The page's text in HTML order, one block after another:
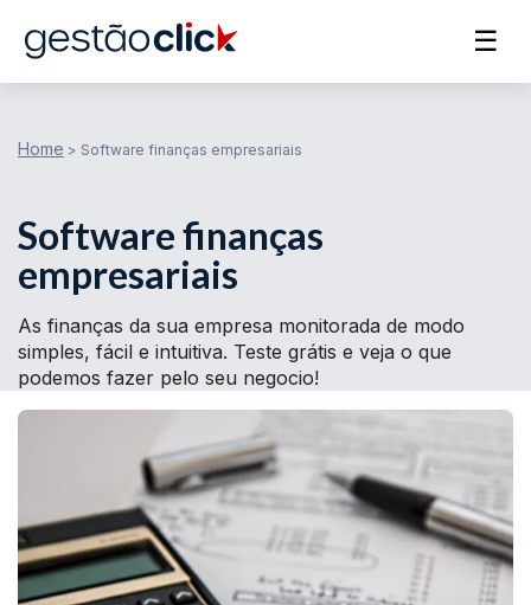
☰
Home > Software finanças empresariais
Software finanças
empresariais
As finanças da sua empresa monitorada de modo
simples, fácil e intuitiva. Teste grátis e veja o que
podemos fazer pelo seu negocio!